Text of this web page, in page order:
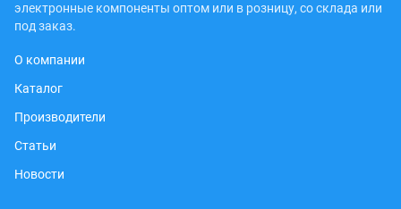
электронные компоненты оптом или в розницу, со склада или
под заказ.
О компании
Каталог
Производители
Статьи
Новости